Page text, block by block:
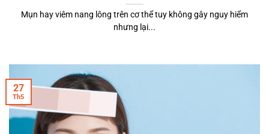
Mụn hay viêm nang lông trên cơ thể tuy không gây nguy hiểm
nhưng lại...
27
Th5